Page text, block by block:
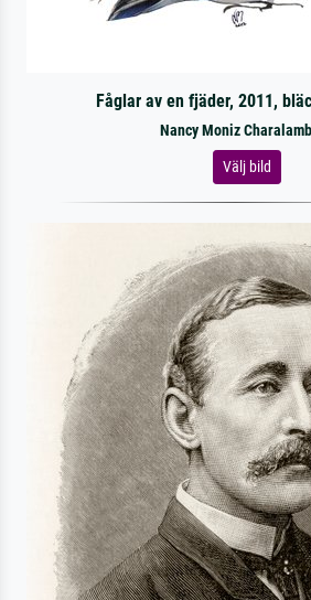
Fåglar av en fjäder, 2011,
Nancy Moniz
Välj bild